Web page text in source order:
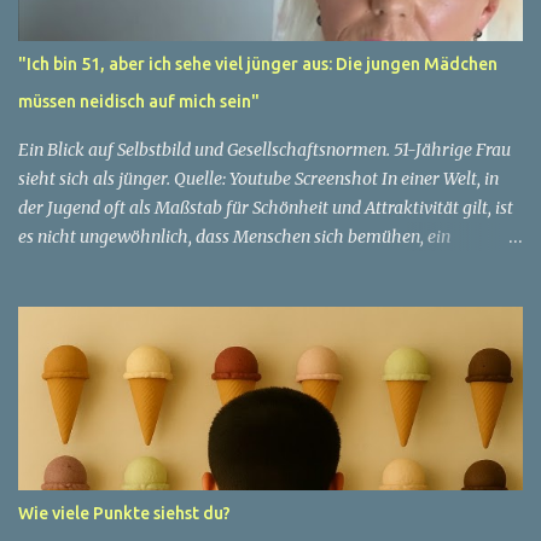
"Ich bin 51, aber ich sehe viel jünger aus: Die jungen Mädchen
müssen neidisch auf mich sein"
Ein Blick auf Selbstbild und Gesellschaftsnormen. 51-Jährige Frau
sieht sich als jünger. Quelle: Youtube Screenshot In einer Welt, in
der Jugend oft als Maßstab für Schönheit und Attraktivität gilt, ist
es nicht ungewöhnlich, dass Menschen sich bemühen, ein
faszinierendes Beispiel für diese Diskrepanz ist die Geschichte
einer 51-jährigen Frau, deren Überzeugung von ihrem Aussehen
sie dazu bringt, sich jünger zu fühlen, als die Gesellschaft sie
wahrnimmt. Diese Frau, deren Name aus Datenschutzgründen
anonym bleibt, erzählt von ihrem Leben und ihren Gedanken über
das Altern. "Ich fühle mich nicht wie 51", sagt sie mit einem
Lächeln. "Ich habe das Gefühl, dass ich immer noch in meinen
Wie viele Punkte siehst du?